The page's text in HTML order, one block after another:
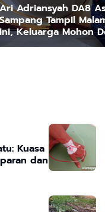
Ari Adriansyah DA8
Sampang Tampil
Ini, Keluarga Mohon
dan Dukungan
Kuasa
dan